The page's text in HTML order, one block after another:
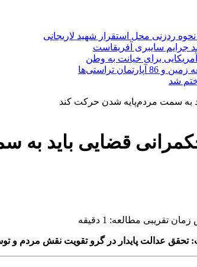
ردزنی محل استقرار شهید لاریجانی
برای خیانت به وطن
قضایی باید
زمان تقریبی مطالعه: 1 دقیقه
عدالت پایدار در گرو تقویت نقش مردم و